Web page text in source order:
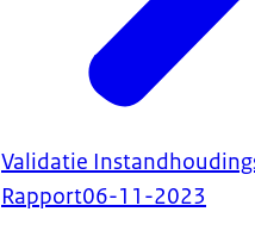
Validatie
Rapport06-11-2023